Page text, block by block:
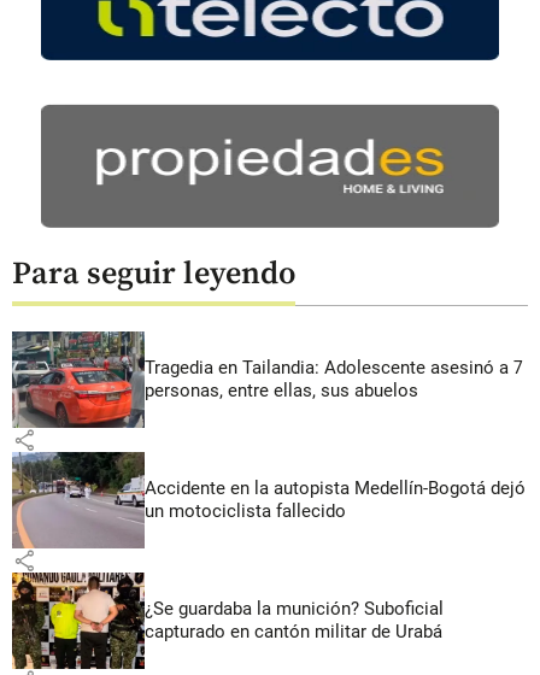
Para seguir leyendo
Tragedia en Tailandia: Adolescente asesinó a 7
personas, entre ellas, sus abuelos
share
Accidente en la autopista Medellín-Bogotá dejó
un motociclista fallecido
share
¿Se guardaba la munición? Suboficial
capturado en cantón militar de Urabá